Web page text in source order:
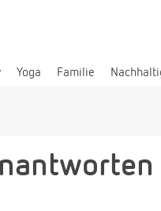
Yoga Familie